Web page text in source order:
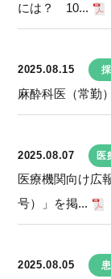
には？ 10...
2025.08.15
麻酔科医（常勤
2025.08.07 医
医療機関向け広
号）」を掲...
2025.08.05